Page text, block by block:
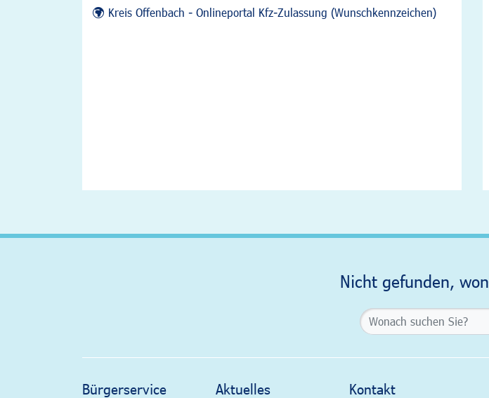
Kreis Offenbach - Onlineportal Kfz-Zulassung (Wunschkennzeichen)
Nicht gefunden,
Bürgerservice Aktuelles Kontakt